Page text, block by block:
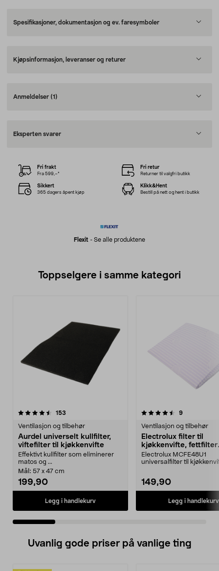
Spesifikasjoner, dokumentasjon og ev. faresymboler
Kjøpsinformasjon, leveranser og returer
Anmeldelser (1)
Eksperten svarer
Flexit - Se alle produktene
Fri frakt
Fra 599,–*
Fri retur
Returner til valgfri butikk
Sikkert
365 dagers åpent kjøp
Klikk&Hent
Bestill på nett og hent i butikk
Toppselgere i samme kategori
153
Ventilasjon og tilbehør
Aurdel universelt kullfilter,
viftefilter til kjøkkenvifte
Effektivt kullfilter som eliminerer
matos og ...
Mål: 57 x 47 cm
199,90
Legg i handlekurv
4.5 av 5 stjerner 9anmeldelser
Ventilasjon og tilbehør
Electrolux filter til
kjøkkenvifte, fettfilter
universal, 2-pakning
Electrolux MCFE48U1
universalfilter til
149,90
Legg i handlekurv
3.5 av 5 stjerner
Uvanlig gode priser på vanlige ting